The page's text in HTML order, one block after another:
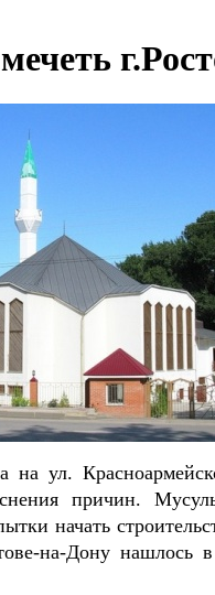
на ул.
причин.
начать
на-Дону нашлось